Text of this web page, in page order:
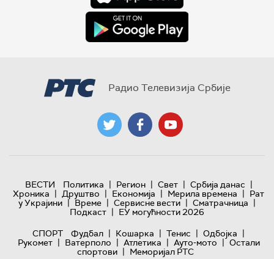
Радио Телевизија Србије
ВЕСТИ Политика | Регион | Свет | Србија данас |
Хроника | Друштво | Економија | Мерила времена | Рат
у Украјини | Време | Сервисне вести | Сматрачница |
Подкаст | ЕУ могућности 2026
СПОРТ
Фудбал | Кошарка | Тенис | Одбојка |
Рукомет | Ватерполо | Атлетика | Ауто-мото | Остали
спортови | Меморијал РТС